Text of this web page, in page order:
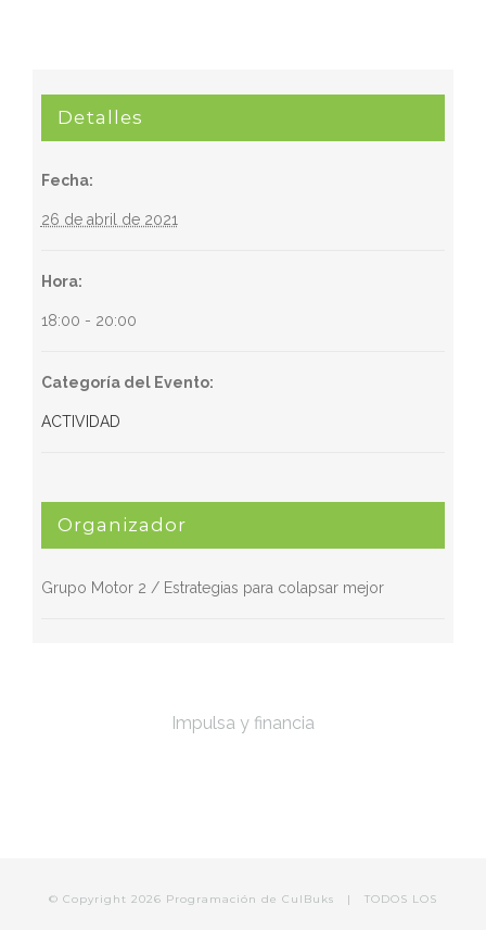
Detalles
Fecha:
26 de abril de 2021
Hora:
18:00 - 20:00
Categoría del Evento:
ACTIVIDAD
Organizador
Grupo Motor 2 / Estrategias para colapsar mejor
Impulsa y financia
© Copyright 2026 Programación de CulBuks | TODOS LOS